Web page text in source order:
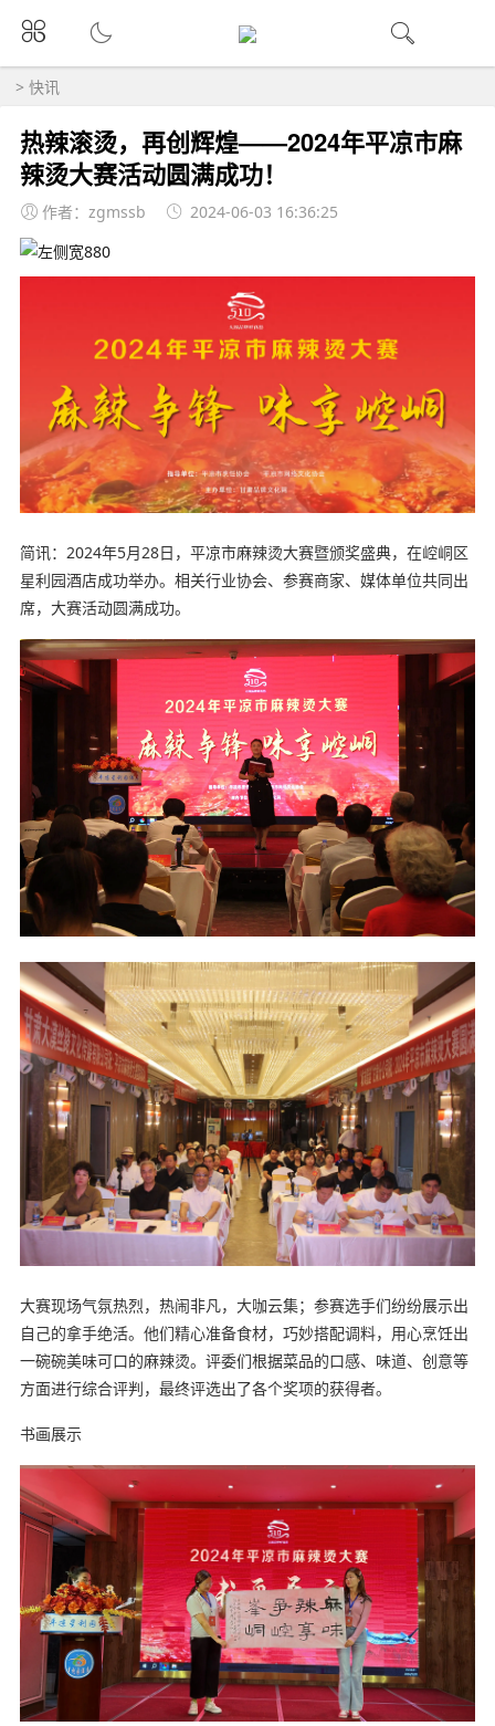
> 快讯
热辣滚烫，再创辉煌——2024年平凉市麻
辣烫大赛活动圆满成功！
作者：zgmssb 2024-06-03 16:36:25
简讯：2024年5月28日，平凉市麻辣烫大赛暨颁奖盛典，在崆峒区
星利园酒店成功举办。相关行业协会、参赛商家、媒体单位共同出
席，大赛活动圆满成功。
大赛现场气氛热烈，热闹非凡，大咖云集；参赛选手们纷纷展示出
自己的拿手绝活。他们精心准备食材，巧妙搭配调料，用心烹饪出
一碗碗美味可口的麻辣烫。评委们根据菜品的口感、味道、创意等
方面进行综合评判，最终评选出了各个奖项的获得者。
书画展示